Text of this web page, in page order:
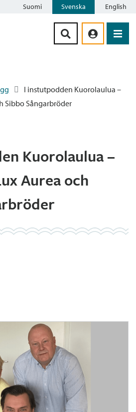
Suomi Svenska English
I instutpodden Kuorolaulua –
Sibbo Sångarbröder
Kuorolaulua –
Aurea och